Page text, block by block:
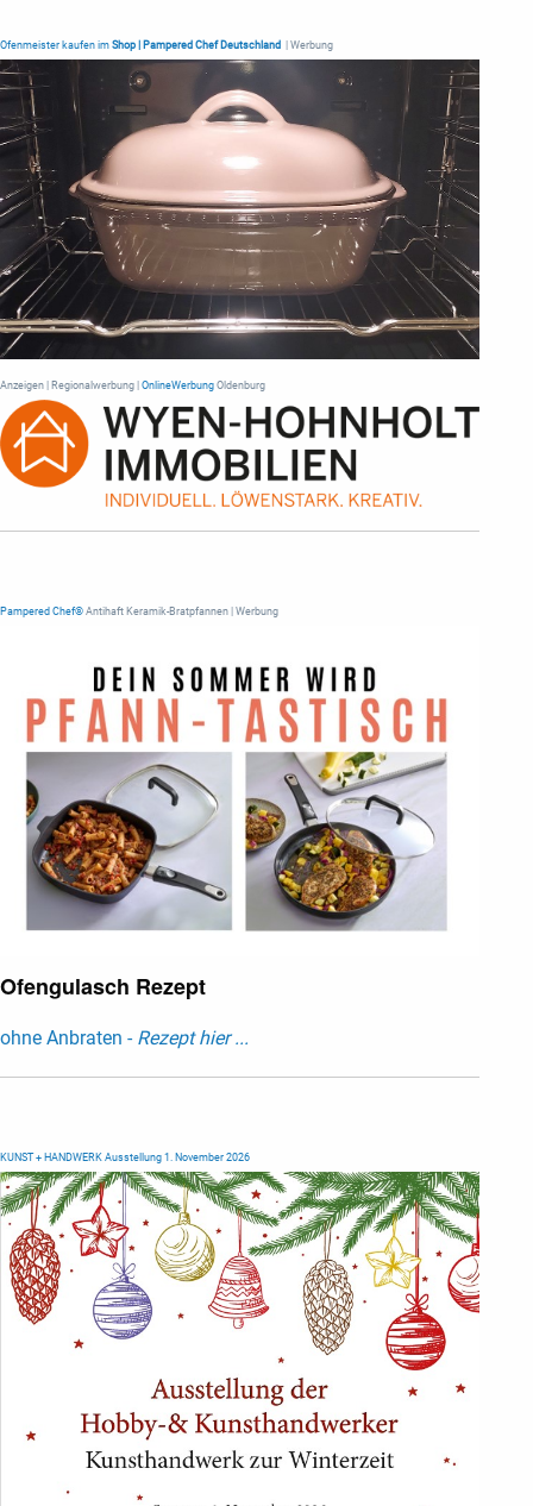
Ofenmeister kaufen im Shop | Pampered Chef Deutschland | Werbung
Anzeigen | Regionalwerbung | OnlineWerbung Oldenburg
Pampered Chef® Antihaft Keramik-Bratpfannen | Werbung
Ofengulasch Rezept
ohne Anbraten - Rezept hier ...
KUNST + HANDWERK Ausstellung 1. November 2026